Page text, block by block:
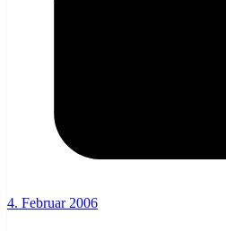
4. Februar 2006